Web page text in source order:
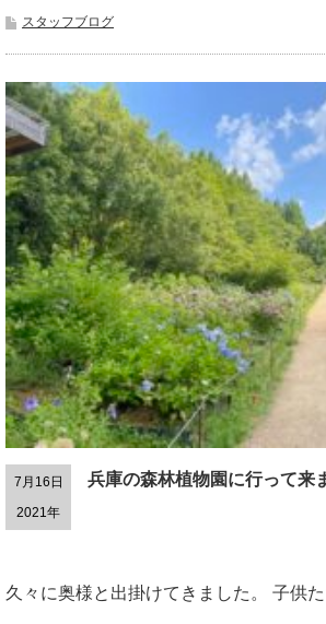
スタッフブログ
7月16日
2021年
兵庫の森林植物園に行って来
久々に奥様と出掛けてきました。 子供